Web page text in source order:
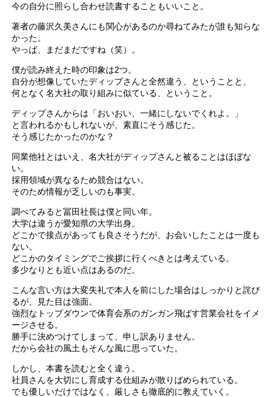
今の自分に照らし合わせ読書することもいいこと。
著者の藤沢久美さんにも関心があるのか尋ねてみたが誰も知らな
かった。
やっぱ、まだまだですね（笑）。
僕が読み終えた時の印象は2つ。
自分が想像していたディップさんと全然違う、ということと、
何となく名大社の取り組みに似ている、ということ。
ディップさんからは「おいおい、一緒にしないでくれよ。」
と言われるかもしれないが、素直にそう感じた。
そう感じたかったのかな？
同業他社とはいえ、名大社がディップさんと被ることはほぼな
い。
採用領域が異なるため競合はない。
そのため情報が乏しいのも事実。
調べてみると冨田社長は僕と同い年。
大学は違うが愛知県の大学出身。
どこかで接点があっても良さそうだが、お会いしたことは一度も
ない。
どこかのタイミングでご挨拶に行くべきとは考えている。
多少なりとも近い点はあるのだ。
こんな言い方は大変失礼で本人を前にした場合はしっかりと詫び
るが、見た目は強面。
強烈なトップダウンで体育会系のガンガン飛ばす営業会社をイメ
ージさせる。
勝手に決めつけてしまって、申し訳ありません。
だから会社の風土もそんな風に思っていた。
しかし、本書を読むと全く違う。
社員さんを大切にし育成する仕組みが散りばめられている。
でも優しいだけではなく、厳しさも徹底的に教えていく。